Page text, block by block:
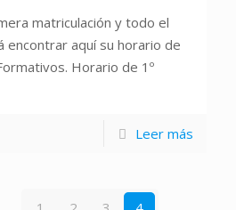
matriculación y todo el
encontrar aquí su horario de
Horario de 1º
Leer más